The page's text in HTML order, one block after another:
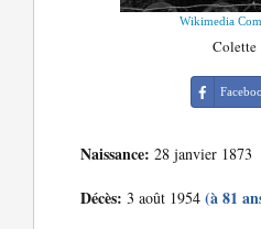
Wikimedia
Colette
Naissance: 28 janvier 1873
Décès: 3 août 1954(à 81